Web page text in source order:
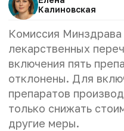
Калиновская
Комиссия
лекарственных
включения пять
отклонены. Для
препаратов
только снижать
другие меры.